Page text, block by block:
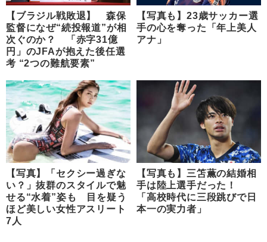
【ブラジル戦敗退】 森保
監督になぜ“続投報道”が相
次ぐのか？ 「赤字31億
円」のJFAが抱えた後任選
考 “2つの難航要素”
【写真も】23歳サッカー選
手の心を奪った「年上美人
アナ」
【写真】「セクシー過ぎな
い？」抜群のスタイルで魅
せる“水着”姿も 目を疑う
ほど美しい女性アスリート
7人
【写真も】三笘薫の結婚相
手は陸上選手だった！
「高校時代に三段跳びで日
本一の実力者」